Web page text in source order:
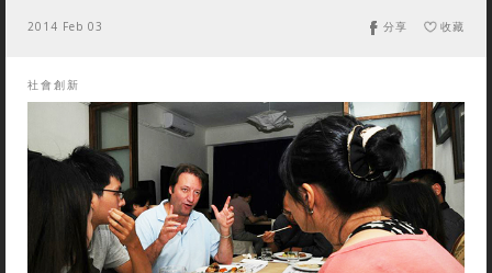
2014 Feb 03 收藏
分享
社會創新